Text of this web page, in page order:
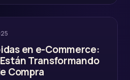
en e-Commerce:
Transformando
Compra